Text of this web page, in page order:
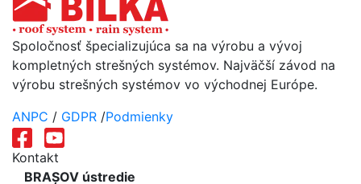
Spoločnosť špecializujúca sa na výrobu a vývoj
kompletných strešných systémov. Najväčší závod na
výrobu strešných systémov vo východnej Európe.
ANPC / GDPR /Podmienky
Kontakt
BRAȘOV ústredie